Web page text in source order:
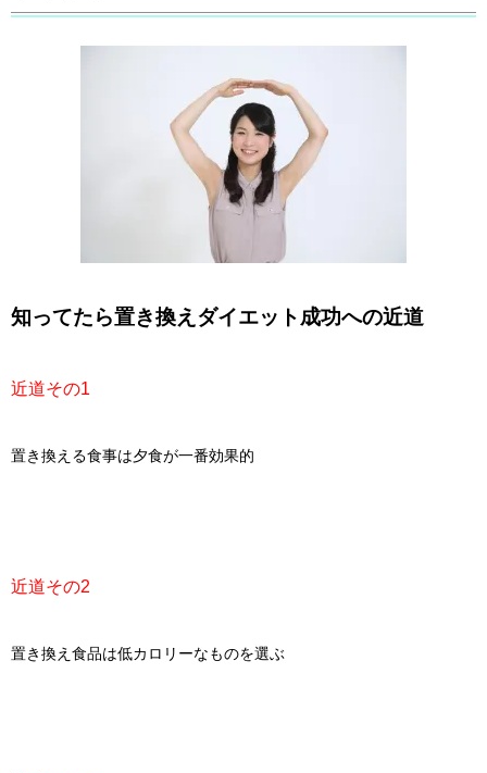
知ってたら置き換えダイエット成功への近道
近道その1
置き換える食事は夕食が一番効果的
近道その2
置き換え食品は低カロリーなものを選ぶ